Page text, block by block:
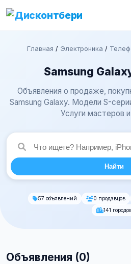
Главная / Электроника /
Samsung
Объявления о продаже,
Samsung Galaxy. Модели S-
Услуги мастеров
Найти
57 объявлений 0 продавцов
141
Объявления (0)